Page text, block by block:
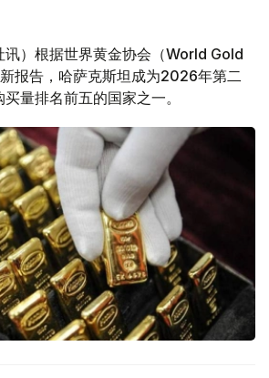
讯）根据世界黄金协会（World Gold
报告，哈萨克斯坦成为2026年第二
量排名前五的国家之一。